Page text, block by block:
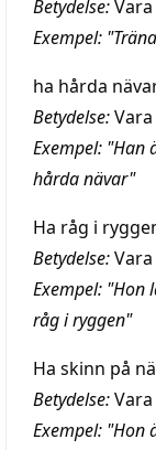
Betydelse:
Exempel:
ha hårda
Betydelse:
Exempel: "Han
hårda nävar"
Ha råg i
Betydelse:
Exempel: "Hon
råg i ryggen"
Ha skinn på
Betydelse:
Exempel: "Hon